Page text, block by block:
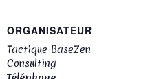
ORGANISATEUR
Tactique BaseZen
Consulting